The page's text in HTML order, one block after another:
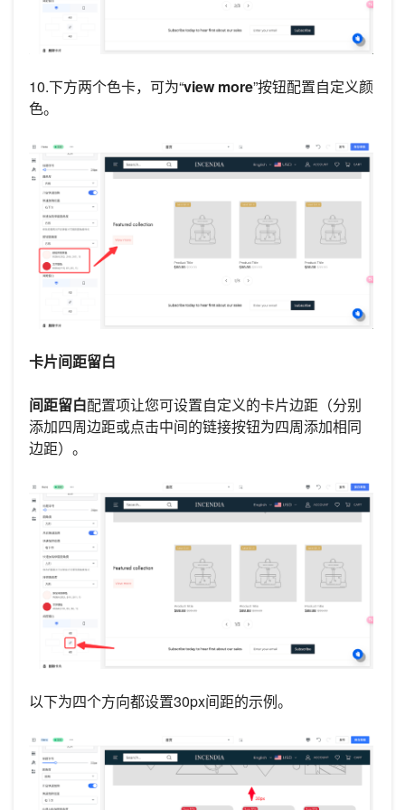
10.下方两个色卡，可为“view more”按钮配置自定义颜
色。
卡片间距留白
间距留白配置项让您可设置自定义的卡片边距（分别
添加四周边距或点击中间的链接按钮为四周添加相同
边距）。
以下为四个方向都设置30px间距的示例。